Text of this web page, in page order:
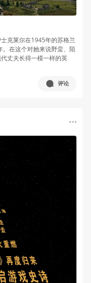
克莱尔在1945年的苏格兰
在这个对她来说野蛮、陌
丈夫长得一模一样的英
评论